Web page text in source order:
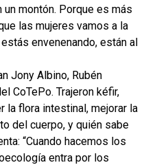
montón. Porque es más
las mujeres vamos a la
envenenando, están al
Jony Albino, Rubén
CoTePo. Trajeron kéfir,
la flora intestinal, mejorar la
del cuerpo, y quién sabe
“Cuando hacemos los
entra por los